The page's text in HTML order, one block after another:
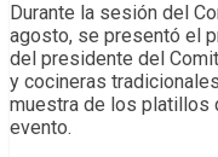
Durante la sesión del
agosto, se presentó el
del presidente del
y cocineras
muestra de los platillos
evento.